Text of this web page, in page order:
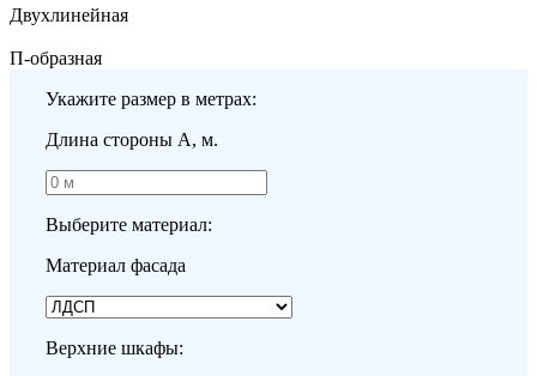
Двухлинейная
П-образная
Укажите размер в метрах:
Длина стороны A, м.
Выберите материал:
Материал фасада
Верхние шкафы: